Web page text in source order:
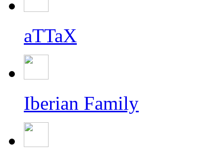
aTTaX
Iberian Family